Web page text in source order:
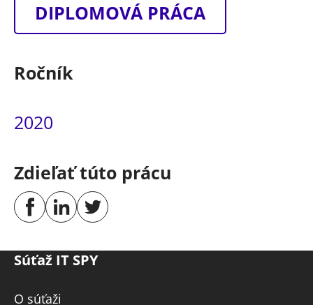
DIPLOMOVÁ PRÁCA
Ročník
2020
Zdieľať túto prácu
Súťaž IT SPY
O súťaži